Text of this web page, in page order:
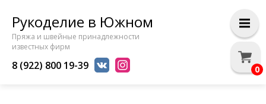
Рукоделие в Южном
Пряжа и швейные принадлежности
известных фирм
8 (922) 800 19-39 0